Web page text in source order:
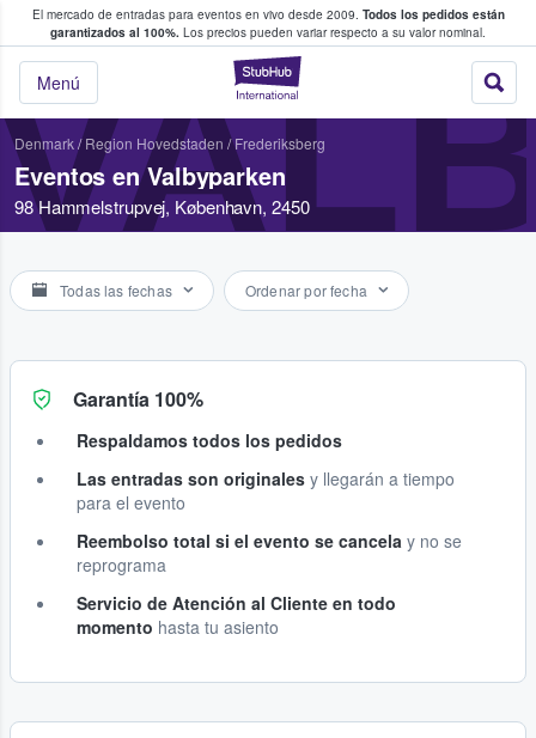
El mercado de entradas para eventos en vivo desde 2009. Todos los pedidos están
garantizados al 100%. Los precios pueden variar respecto a su valor nominal.
StubHub:
Menú
y venta de entradas entre fans
Denmark/ Region Hovedstaden / Frederiksberg
Eventos en Valbyparken
98 Hammelstrupvej, København, 2450
Todas las fechas Ordenar por fecha
Garantía 100%
Respaldamos todos los pedidos
Las entradas son originales y llegarán a tiempo
para el evento
Reembolso total si el evento se cancela y no se
reprograma
Servicio de Atención al Cliente en todo
momento hasta tu asiento